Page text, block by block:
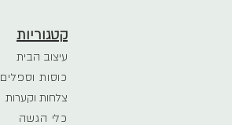
קטגוריות
עיצוב הבית
כוסות וספלים
צלחות וקערות
כלי הגשה